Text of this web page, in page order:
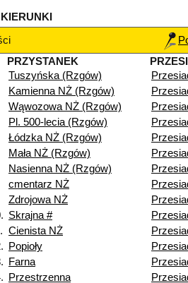
PRZYSTANEK
Tuszyńska (Rzgów)
Kamienna NŻ (Rzgów)
Wąwozowa NŻ (Rzgów)
Pl. 500-lecia (Rzgów)
Łódzka NŻ (Rzgów)
Mała NŻ (Rzgów)
Nasienna NŻ (Rzgów)
cmentarz NŻ
Zdrojowa NŻ
Skrajna #
Cienista NŻ
Popioły
Farna
Przestrzenna